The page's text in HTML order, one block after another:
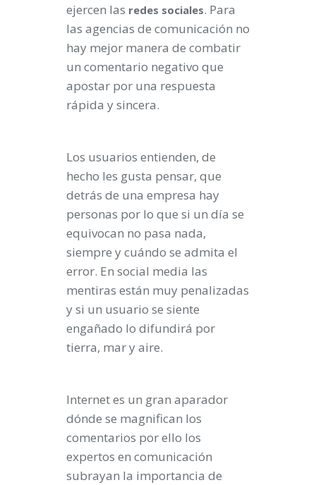
ejercen las redes sociales. Para
las agencias de comunicación no
hay mejor manera de combatir
un comentario negativo que
apostar por una respuesta
rápida y sincera.
Los usuarios entienden, de
hecho les gusta pensar, que
detrás de una empresa hay
personas por lo que si un día se
equivocan no pasa nada,
siempre y cuándo se admita el
error. En social media las
mentiras están muy penalizadas
y si un usuario se siente
engañado lo difundirá por
tierra, mar y aire.
Internet es un gran aparador
dónde se magnifican los
comentarios por ello los
expertos en comunicación
subrayan la importancia de